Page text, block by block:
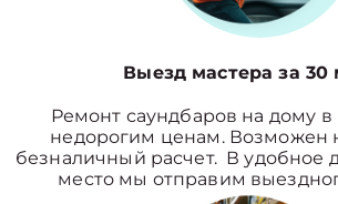
Выезд мастера за 30
Ремонт саундбаров на дому
недорогим ценам. Возможен
безналичный расчет. В удобное
место мы отправим